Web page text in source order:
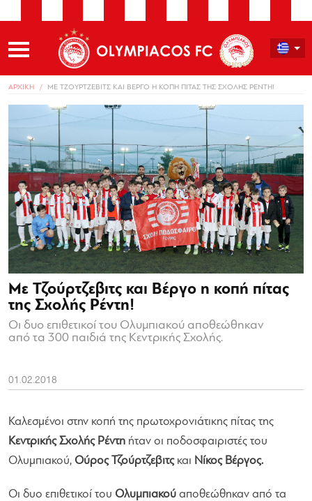
ΑΡΧΙΚΗ ΜΕ ΤΖΟΥΡΤΖΕΒΙΤΣ ΚΑΙ ΒΕΡΓΟ Η ΚΟΠΗ ΠΙΤΑΣ ΤΗΣ ΣΧΟΛΗΣ ΡΕΝΤΗ!
Με Τζούρτζεβιτς και Βέργο η κοπή πίτας
της Σχολής Ρέντη!
Οι δυο επιθετικοί του Ολυμπιακού αποθεώθηκαν
από τα 300 παιδιά της Κεντρικής Σχολής.
01.02.2018
Καλεσμένοι στην κοπή της πρωτοχρονιάτικης πίτας της
Κεντρικής Σχολής Ρέντη ήταν οι ποδοσφαιριστές του
Ολυμπιακού, Ούρος Τζούρτζεβιτς και Νίκος Βέργος.
Οι δυο επιθετικοί του Ολυμπιακού αποθεώθηκαν από τα